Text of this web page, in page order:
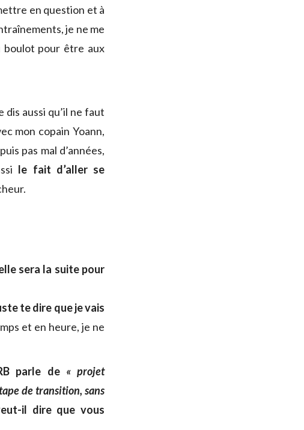
en question et à
je ne me
boulot pour être aux
dis aussi qu’il ne faut
mon copain Yoann,
pas mal d’années,
le fait d’aller se
sera la suite pour
te dire que je vais
et en heure, je ne
parle de « projet
de transition, sans
il dire que vous